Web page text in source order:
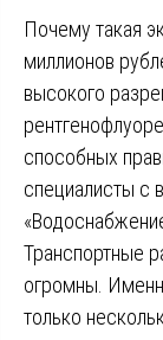
Почему такая
миллионов
высокого
способных
специалисты с
Транспортные
огромны.
только